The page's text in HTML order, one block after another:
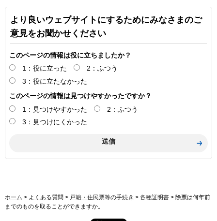
より良いウェブサイトにするためにみなさまのご
意見をお聞かせください
このページの情報は役に立ちましたか？
1：役に立った
2：ふつう
3：役に立たなかった
このページの情報は見つけやすかったですか？
1：見つけやすかった
2：ふつう
3：見つけにくかった
ホーム > よくある質問 > 戸籍・住民票等の手続き > 各種証明書 > 除票は何年前
までのものを取ることができますか。